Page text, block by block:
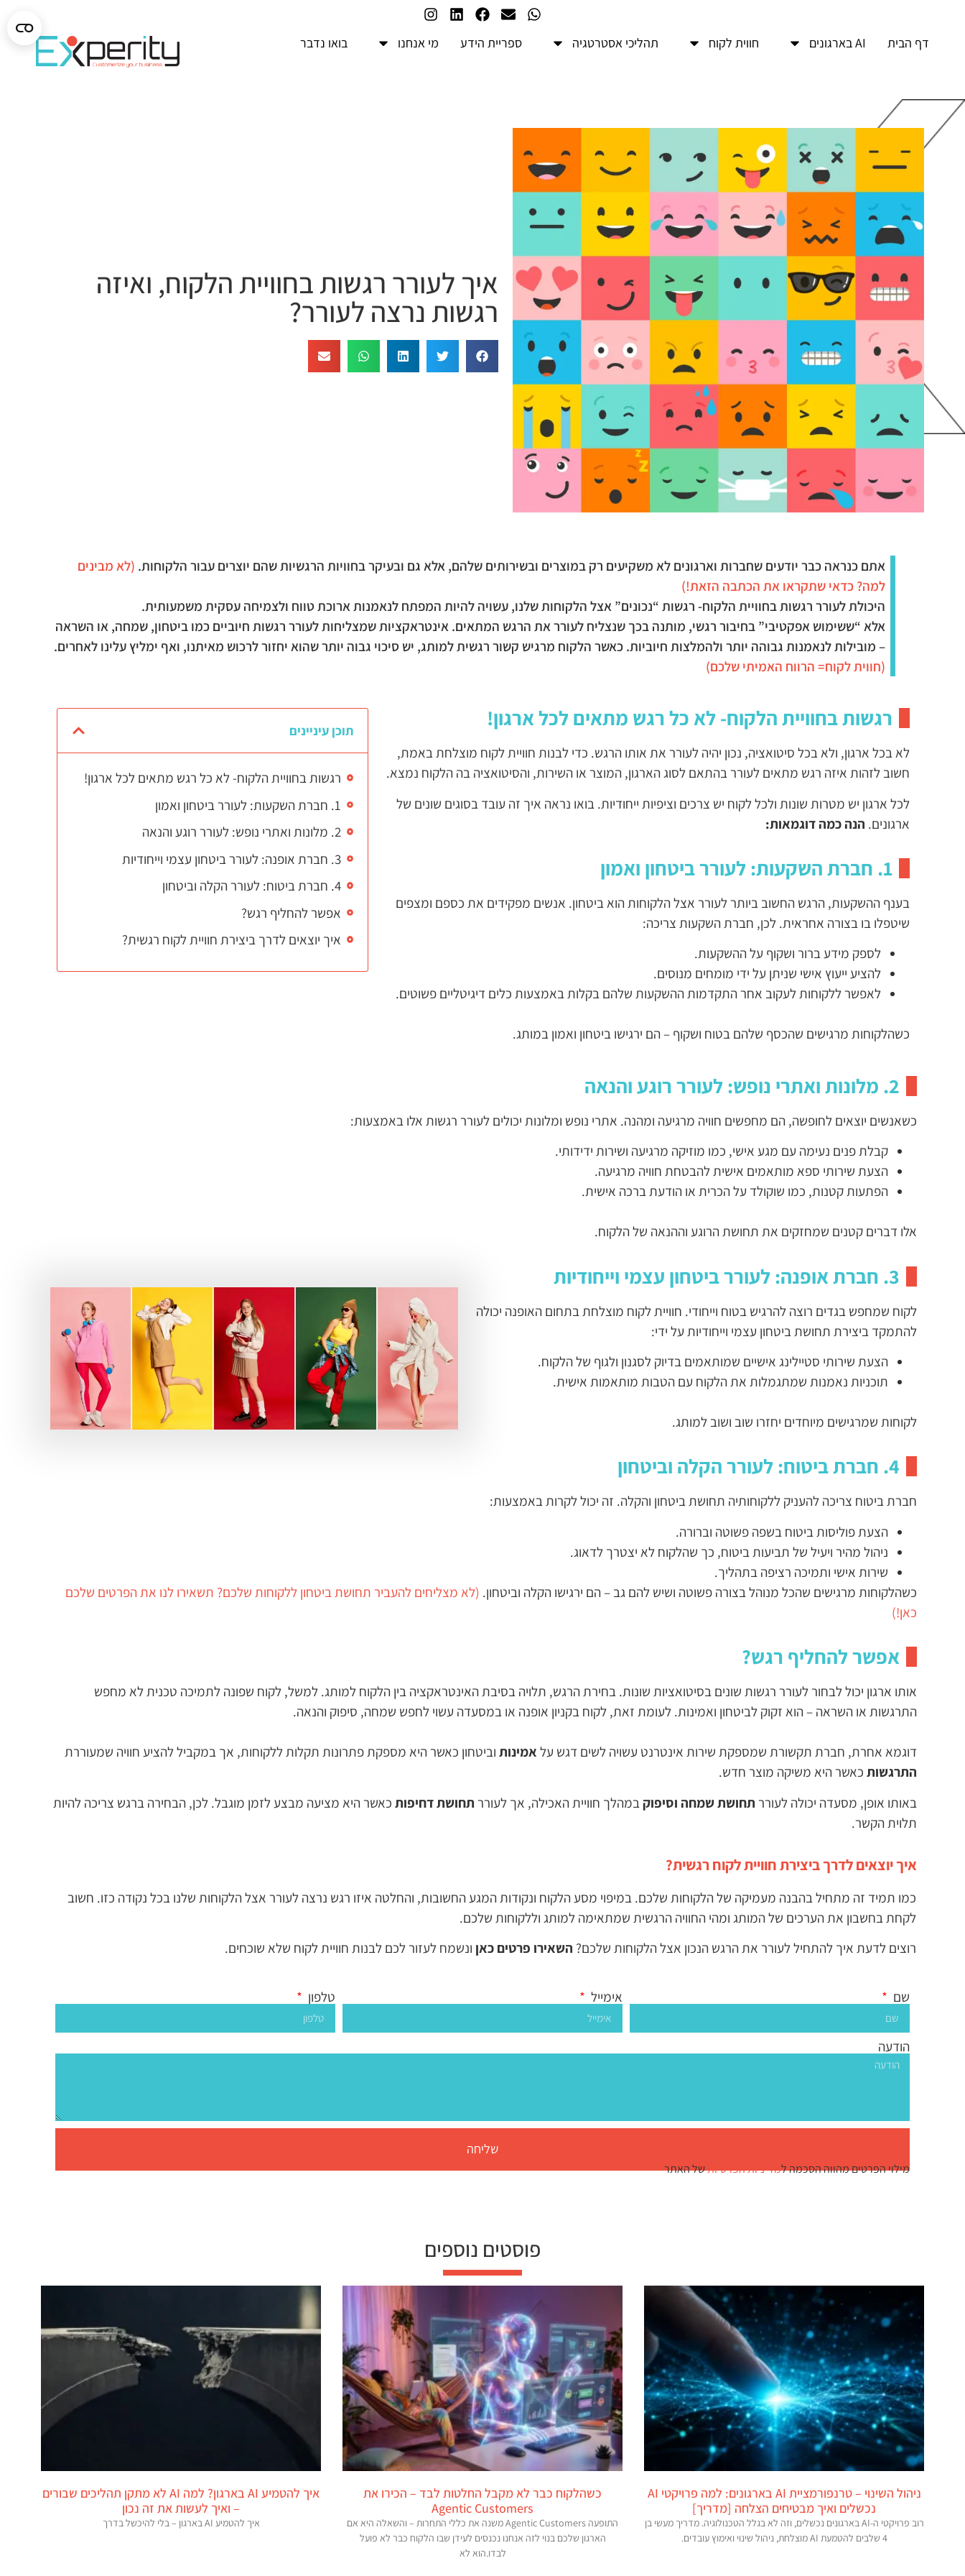
דף הבית AI בארגונים חווית לקוח תהליכי אסטרטגיה ספריית הידע מי אנחנו בואו נדבר
איך לעורר רגשות בחוויית הלקוח, ואיזה
רגשות נרצה לעורר?
אתם כנראה כבר יודעים שחברות וארגונים לא משקיעים רק במוצרים ובשירותים שלהם, אלא גם ובעיקר בחוויות הרגשיות שהם יוצרים עבור הלקוחות. (לא מבינים
למה? כדאי שתקראו את הכתבה הזאת!)
היכולת לעורר רגשות בחוויית הלקוח- רגשות “נכונים” אצל הלקוחות שלנו, עשויה להיות המפתח לנאמנות ארוכת טווח ולצמיחה עסקית משמעותית.
אלא “ששימוש אפקטיבי” בחיבור רגשי, מותנה בכך שנצליח לעורר את הרגש המתאים. אינטראקציות שמצליחות לעורר רגשות חיוביים כמו ביטחון, שמחה, או השראה
– מובילות לנאמנות גבוהה יותר ולהמלצות חיוביות. כאשר הלקוח מרגיש קשור רגשית למותג, יש סיכוי גבוה יותר שהוא יחזור לרכוש מאיתנו, ואף ימליץ עלינו לאחרים.
(חווית לקוח= הרווח האמיתי שלכם)
רגשות בחוויית הלקוח- לא כל רגש מתאים לכל ארגון!
לא בכל ארגון, ולא בכל סיטואציה, נכון יהיה לעורר את אותו הרגש. כדי לבנות חוויית לקוח מוצלחת באמת,
חשוב לזהות איזה רגש מתאים לעורר בהתאם לסוג הארגון, המוצר או השירות, והסיטואציה בה הלקוח נמצא.
לכל ארגון יש מטרות שונות ולכל לקוח יש צרכים וציפיות ייחודיות. בואו נראה איך זה עובד בסוגים שונים של
ארגונים. הנה כמה דוגמאות:
1. חברת השקעות: לעורר ביטחון ואמון
בענף ההשקעות, הרגש החשוב ביותר לעורר אצל הלקוחות הוא ביטחון. אנשים מפקידים את כספם ומצפים
שיטפלו בו בצורה אחראית. לכן, חברת השקעות צריכה:
לספק מידע ברור ושקוף על ההשקעות.
להציע ייעוץ אישי שניתן על ידי מומחים מנוסים.
לאפשר ללקוחות לעקוב אחר התקדמות ההשקעות שלהם בקלות באמצעות כלים דיגיטליים פשוטים.
כשהלקוחות מרגישים שהכסף שלהם בטוח ושקוף – הם ירגישו ביטחון ואמון במותג.
תוכן עיניינים
רגשות בחוויית הלקוח- לא כל רגש מתאים לכל ארגון!
1. חברת השקעות: לעורר ביטחון ואמון
2. מלונות ואתרי נופש: לעורר רוגע והנאה
3. חברת אופנה: לעורר ביטחון עצמי וייחודיות
4. חברת ביטוח: לעורר הקלה וביטחון
אפשר להחליף רגש?
איך יוצאים לדרך ביצירת חוויית לקוח רגשית?
2. מלונות ואתרי נופש: לעורר רוגע והנאה
כשאנשים יוצאים לחופשה, הם מחפשים חוויה מרגיעה ומהנה. אתרי נופש ומלונות יכולים לעורר רגשות אלו באמצעות:
קבלת פנים נעימה עם מגע אישי, כמו מוזיקה מרגיעה ושירות ידידותי.
הצעת שירותי ספא מותאמים אישית להבטחת חוויה מרגיעה.
הפתעות קטנות, כמו שוקולד על הכרית או הודעת ברכה אישית.
אלו דברים קטנים שמחזקים את תחושת הרוגע וההנאה של הלקוח.
3. חברת אופנה: לעורר ביטחון עצמי וייחודיות
לקוח שמחפש בגדים רוצה להרגיש בטוח וייחודי. חוויית לקוח מוצלחת בתחום האופנה יכולה
להתמקד ביצירת תחושת ביטחון עצמי וייחודיות על ידי:
הצעת שירותי סטיילינג אישיים שמותאמים בדיוק לסגנון ולגוף של הלקוח.
תוכניות נאמנות שמתגמלות את הלקוח עם הטבות מותאמות אישית.
לקוחות שמרגישים מיוחדים יחזרו שוב ושוב למותג.
4. חברת ביטוח: לעורר הקלה וביטחון
חברת ביטוח צריכה להעניק ללקוחותיה תחושת ביטחון והקלה. זה יכול לקרות באמצעות:
הצעת פוליסות ביטוח בשפה פשוטה וברורה.
ניהול מהיר ויעיל של תביעות ביטוח, כך שהלקוח לא יצטרך לדאוג.
שירות אישי ותמיכה רציפה בתהליך.
כשהלקוחות מרגישים שהכל מנוהל בצורה פשוטה ושיש להם גב – הם ירגישו הקלה וביטחון. (לא מצליחים להעביר תחושת ביטחון ללקוחות שלכם? תשאירו לנו את הפרטים שלכם
כאן!)
אפשר להחליף רגש?
אותו ארגון יכול לבחור לעורר רגשות שונים בסיטואציות שונות. בחירת הרגש, תלויה בסיבת האינטראקציה בין הלקוח למותג. למשל, לקוח שפונה לתמיכה טכנית לא מחפש
התרגשות או השראה – הוא זקוק לביטחון ואמינות. לעומת זאת, לקוח בקניון אופנה או במסעדה עשוי לחפש שמחה, סיפוק והנאה.
דוגמא אחרת, חברת תקשורת שמספקת שירות אינטרנט עשויה לשים דגש על אמינות וביטחון כאשר היא מספקת פתרונות תקלות ללקוחות, אך במקביל להציע חוויה שמעוררת
התרגשות כאשר היא משיקה מוצר חדש.
באותו אופן, מסעדה יכולה לעורר תחושת שמחה וסיפוק במהלך חוויית האכילה, אך לעורר תחושת דחיפות כאשר היא מציעה מבצע לזמן מוגבל. לכן, הבחירה ברגש צריכה להיות
תלוית הקשר.
איך יוצאים לדרך ביצירת חוויית לקוח רגשית?
כמו תמיד זה מתחיל בהבנה מעמיקה של הלקוחות שלכם. במיפוי מסע הלקוח ונקודות המגע החשובות, והחלטה איזו רגש נרצה לעורר אצל הלקוחות שלנו בכל נקודה כזו. חשוב
לקחת בחשבון את הערכים של המותג ומהי החוויה הרגשית שמתאימה למותג וללקוחות שלכם.
רוצים לדעת איך להתחיל לעורר את הרגש הנכון אצל הלקוחות שלכם? השאירו פרטים כאן ונשמח לעזור לכם לבנות חוויית לקוח שלא שוכחים.
שם אימייל טלפון
הודעה
שליחה
מילוי הפרטים מהווה הסכמה למדיניות הפרטיותשל האתר
פוסטים נוספים
ניהול השינוי – טרנפורמציית AI בארגונים: למה פרויקטי AI
נכשלים ואיך מבטיחים הצלחה [מדריך]
רוב פרויקטי ה-AI בארגונים נכשלים, וזה לא בגלל הטכנולוגיה. מדריך מעשי בן
4 שלבים להטמעת AI מוצלחת, ניהול שינוי ואימוץ עובדים.
כשהלקוח כבר לא מקבל החלטות לבד – הכירו את
Agentic Customers
התופעה Agentic Customers משנה את כללי התחרות – והשאלה היא אם
הארגון שלכם בנוי לזה אנחנו נכנסים לעידן שבו הלקוח כבר לא פועל
לבדו.הוא לא
איך להטמיע AI בארגון? למה AI לא מתקן תהליכים שבורים
– ואיך לעשות את זה נכון
איך להטמיע AI בארגון – בלי להיכשל בדרך